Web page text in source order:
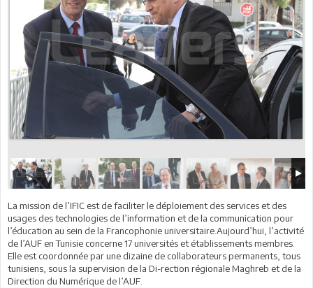
La mission de l’IFIC est de faciliter le déploiement des services et des
usages des technologies de l’information et de la communication pour
l’éducation au sein de la Francophonie universitaire.Aujourd’hui, l’activité
de l’AUF en Tunisie concerne 17 universités et établissements membres.
Elle est coordonnée par une dizaine de collaborateurs permanents, tous
tunisiens, sous la supervision de la Di-rection régionale Maghreb et de la
Direction du Numérique de l’AUF.